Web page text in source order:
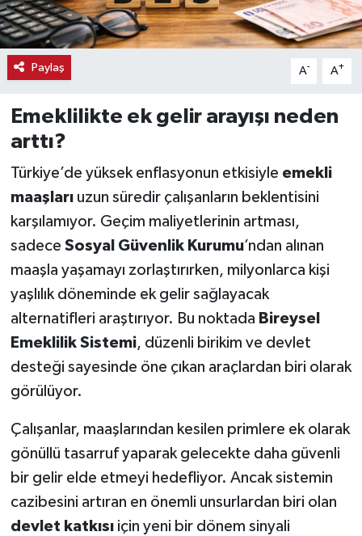
Paylaş A- A+
Emeklilikte ek gelir arayışı neden
arttı?
Türkiye’de yüksek enflasyonun etkisiyle emekli
maaşlarıuzun süredir çalışanların beklentisini
karşılamıyor. Geçim maliyetlerinin artması,
sadece Sosyal Güvenlik Kurumu’ndan alınan
maaşla yaşamayı zorlaştırırken, milyonlarca kişi
yaşlılık döneminde ek gelir sağlayacak
alternatifleri araştırıyor. Bu noktada Bireysel
Emeklilik Sistemi, düzenli birikim ve devlet
desteği sayesinde öne çıkan araçlardan biri olarak
görülüyor.
Çalışanlar, maaşlarından kesilen primlere ek olarak
gönüllü tasarruf yaparak gelecekte daha güvenli
bir gelir elde etmeyi hedefliyor. Ancak sistemin
cazibesini artıran en önemli unsurlardan biri olan
devlet katkısıiçin yeni bir dönem sinyali
Kültür-Sanat
Magazin
Resmi İlanlar
Sağlık
Seri İlan
Siyaset
Spor
Teknoloji
Vefat Haberleri
Yaşam